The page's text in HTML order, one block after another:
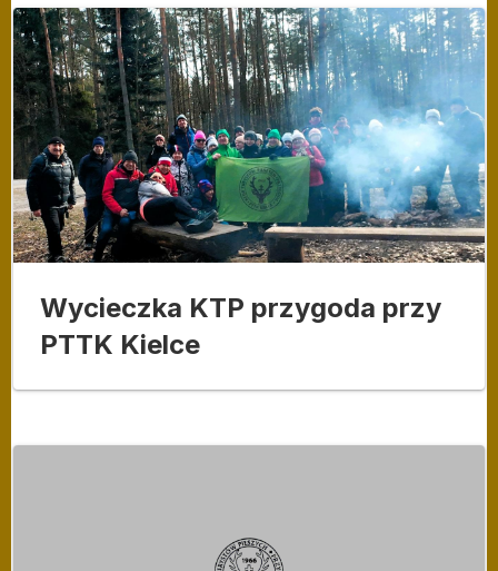
Wycieczka KTP przygoda przy
PTTK Kielce